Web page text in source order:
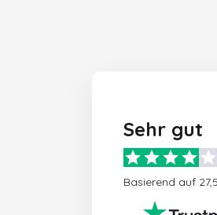
Sehr gut
Basierend auf